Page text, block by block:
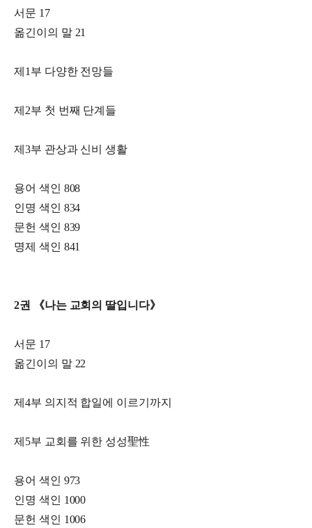
서문 17
옮긴이의 말 21
제1부 다양한 전망들
제2부 첫 번째 단계들
제3부 관상과 신비 생활
용어 색인 808
인명 색인 834
문헌 색인 839
명제 색인 841
2권 《나는 교회의 딸입니다》
서문 17
옮긴이의 말 22
제4부 의지적 합일에 이르기까지
제5부 교회를 위한 성성聖性
용어 색인 973
인명 색인 1000
문헌 색인 1006